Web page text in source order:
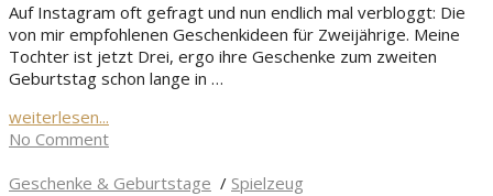
Auf Instagram oft gefragt und nun endlich mal verbloggt: Die
von mir empfohlenen Geschenkideen für Zweijährige. Meine
Tochter ist jetzt Drei, ergo ihre Geschenke zum zweiten
Geburtstag schon lange in …
weiterlesen...
No Comment
Geschenke & Geburtstage / Spielzeug